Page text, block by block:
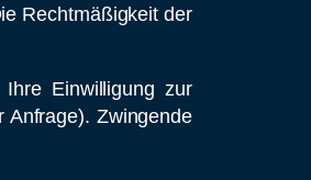
Rechtmäßigkeit der
Einwilligung zur
Anfrage). Zwingende